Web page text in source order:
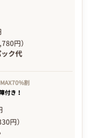
円）
ク代
MAX70%割
付き！
円）